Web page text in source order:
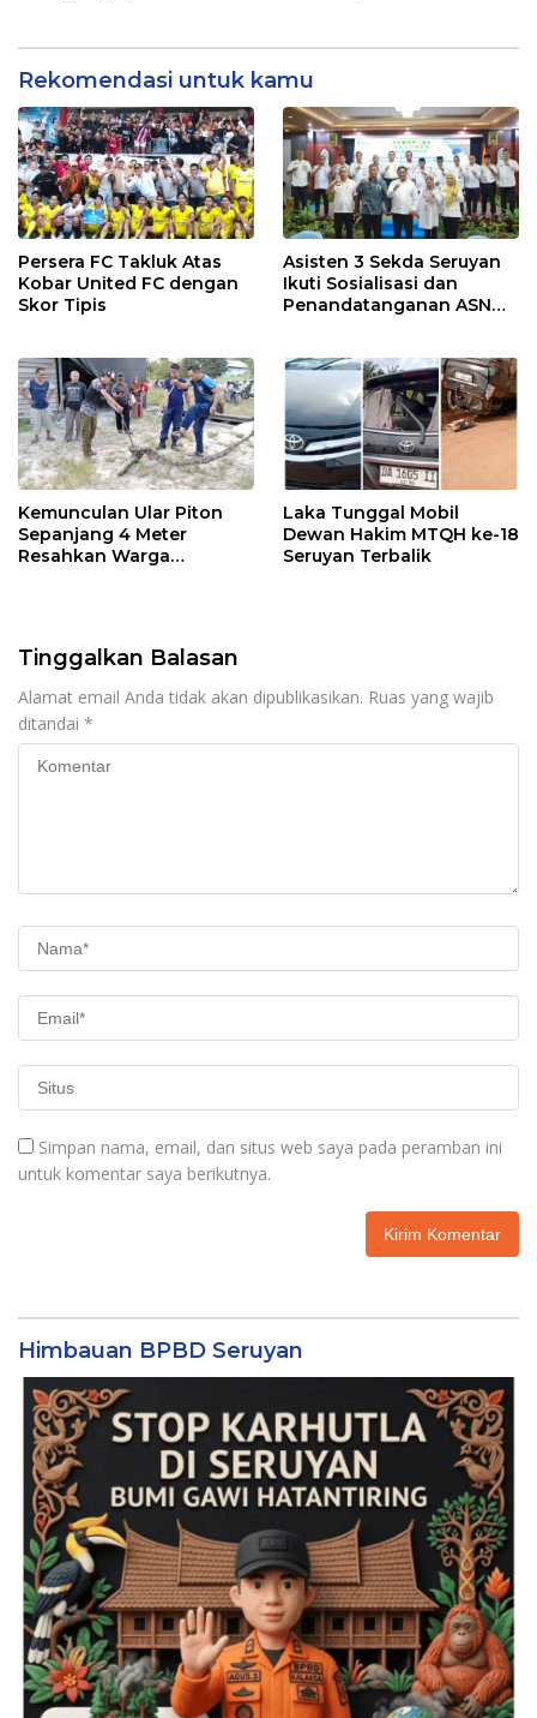
Rekomendasi untuk kamu
Persera FC Takluk Atas
Kobar United FC dengan
Skor Tipis
Asisten 3 Sekda Seruyan
Ikuti Sosialisasi dan
Penandatanganan ASN
Kemunculan Ular Piton
Sepanjang 4 Meter
Resahkan Warga
Laka Tunggal Mobil
Dewan Hakim MTQH ke-18
Seruyan Terbalik
Tinggalkan Balasan
Alamat email Anda tidak akan dipublikasikan. Ruas yang wajib
ditandai *
Simpan nama, email, dan situs web saya pada peramban ini
untuk komentar saya berikutnya.
Himbauan BPBD Seruyan